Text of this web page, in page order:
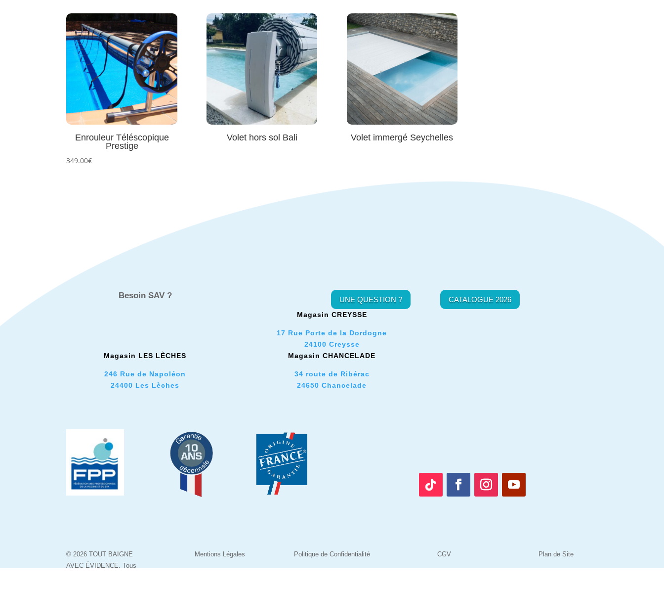
Enrouleur Téléscopique
Prestige
349.00€
Volet hors sol Bali Volet immergé Seychelles
Besoin SAV ? UNE QUESTION ? CATALOGUE 2026
Magasin CREYSSE
17 Rue Porte de la Dordogne
24100 Creysse
Magasin LES LÈCHES
246 Rue de Napoléon
24400 Les Lèches
Magasin CHANCELADE
34 route de Ribérac
24650 Chancelade
© 2026 TOUT BAIGNE
AVEC ÉVIDENCE. Tous
Mentions Légales Politique de Confidentialité CGV Plan de Site